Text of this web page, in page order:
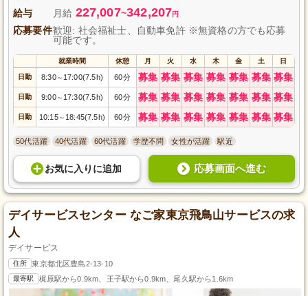
給与 月給 227,007~342,207円
応募要件歓迎: 社会福祉士、自動車免許 ※無資格の方でも応募
可能です。
就業時間 休憩 月 火 水 木 金 土 日
日勤 8:30～ 17:00(7.5h) 60分 募集 募集 募集 募集 募集 募集 募集
日勤 9:00～ 17:30(7.5h) 60分 募集 募集 募集 募集 募集 募集 募集
日勤 10:15～ 18:45(7.5h) 60分 募集 募集 募集 募集 募集 募集 募集
50代活躍 40代活躍 60代活躍 学歴不問 女性が活躍 駅近
お気に入り に追加 応募画面へ進む
デイサービスセンター なご家東京飛鳥山サービスの求
人
デイサービス
住所 東京都北区豊島2-13-10
最寄駅 梶原駅から0.9km、王子駅から0.9km、尾久駅から1.6km